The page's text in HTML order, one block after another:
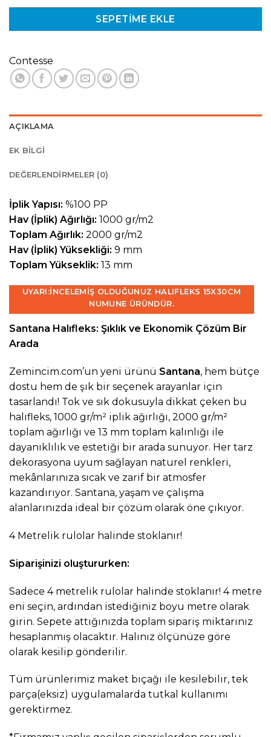
SEPETIME EKLE
Contesse
AÇIKLAMA
EK BILGI
DEĞERLENDIRMELER (0)
İplik Yapısı: %100 PP
Hav (İplik) Ağırlığı: 1000 gr/m2
Toplam Ağırlık: 2000 gr/m2
Hav (İplik) Yüksekliği: 9 mm
Toplam Yükseklik: 13 mm
UYARI:İNCELEMIŞ OLDUĞUNUZ HALIFLEKS 15X30CM
NUMUNE ÜRÜNDÜR.
Santana Halıfleks: Şıklık ve Ekonomik Çözüm Bir
Arada
Zemincim.com’un yeni ürünü Santana, hem bütçe
dostu hem de şık bir seçenek arayanlar için
tasarlandı! Tok ve sık dokusuyla dikkat çeken bu
halıfleks, 1000 gr/m² iplik ağırlığı, 2000 gr/m²
toplam ağırlığı ve 13 mm toplam kalınlığı ile
dayanıklılık ve estetiği bir arada sunuyor. Her tarz
dekorasyona uyum sağlayan naturel renkleri,
mekânlarınıza sıcak ve zarif bir atmosfer
kazandırıyor. Santana, yaşam ve çalışma
alanlarınızda ideal bir çözüm olarak öne çıkıyor.
4 Metrelik rulolar halinde stoklanır!
Siparişinizi oluştururken:
Sadece 4 metrelik rulolar halinde stoklanır! 4 metre
eni seçin, ardından istediğiniz boyu metre olarak
girin. Sepete attığınızda toplam sipariş miktarınız
hesaplanmış olacaktır. Halınız ölçünüze göre
olarak kesilip gönderilir.
Tüm ürünlerimiz maket bıçağı ile kesilebilir, tek
parça(eksiz) uygulamalarda tutkal kullanımı
gerektirmez.